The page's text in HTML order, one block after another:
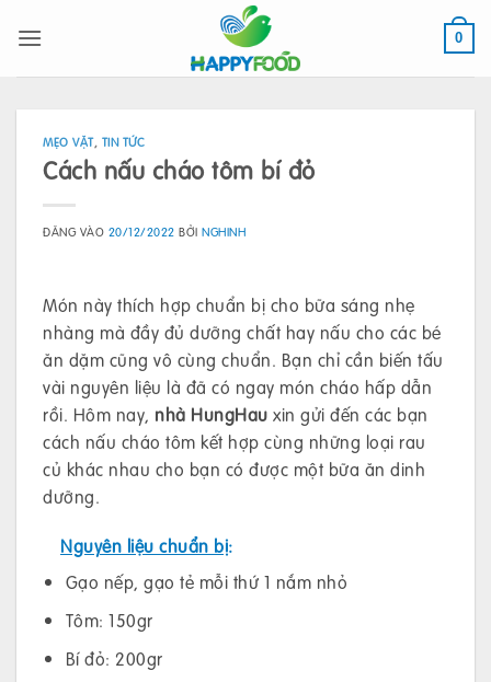
qua
0
MẸO VẶT, TIN TỨC
Cách nấu cháo tôm bí đỏ
ĐĂNG VÀO 20/12/2022 BỞINGHINH
Món này thích hợp chuẩn bị cho bữa sáng nhẹ
nhàng mà đầy đủ dưỡng chất hay nấu cho các bé
ăn dặm cũng vô cùng chuẩn. Bạn chỉ cần biến tấu
vài nguyên liệu là đã có ngay món cháo hấp dẫn
rồi. Hôm nay, nhà HungHau xin gửi đến các bạn
cách nấu cháo tôm kết hợp cùng những loại rau
củ khác nhau cho bạn có được một bữa ăn dinh
dưỡng.
Nguyên liệu chuẩn bị:
Gạo nếp, gạo tẻ mỗi thứ 1 nắm nhỏ
Tôm: 150gr
Bí đỏ: 200gr